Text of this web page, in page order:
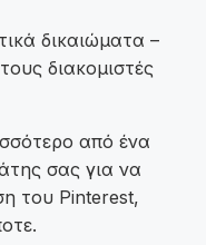
δικαιώματα –
διακομιστές
από ένα
σας για να
του Pinterest,